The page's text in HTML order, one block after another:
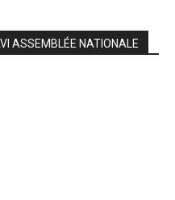
ASSEMBLÉE NATIONALE